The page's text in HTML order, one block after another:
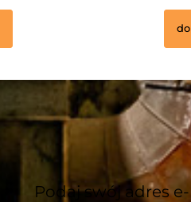
Podaj swój adres